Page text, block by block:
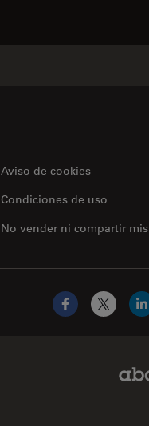
Aviso de cookies
No vender ni compartir
Condiciones de uso
Facebook
X